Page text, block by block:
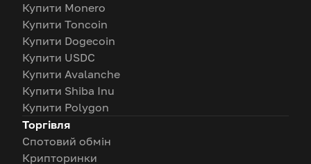
Купити Monero
Купити Toncoin
Купити Dogecoin
Купити USDC
Купити Avalanche
Купити Shiba Inu
Купити Polygon
Торгівля
Спотовий обмін
Крипторинки